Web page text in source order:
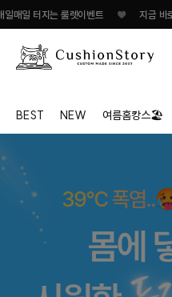
일 터지는 룰렛이벤트 ♥ 지금 바로 돌
BEST NEW 여름홈캉스🏖